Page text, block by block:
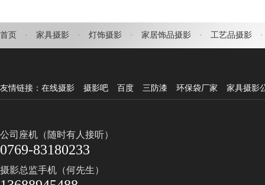
首页 · 家具摄影 · 灯饰摄影 · 家居饰品摄影 · 工艺品摄影 ·
友情链接： 在线摄影 摄影吧 百度 三防漆 环保袋厂家 家具摄影
公司座机（随时有人接听）
0769-83180233
摄影总监手机（何先生）